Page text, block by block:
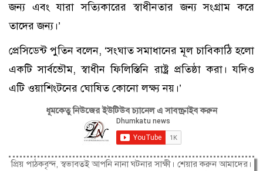
জন্য এবং যারা সত্যিকারের স্বাধীনতার জন্য সংগ্রাম করে
তাদের জন্য।’
প্রেসিডেন্ট পুতিন বলেন, ‘সংঘাত সমাধানের মূল চাবিকাঠি হলো
একটি সার্বভৌম, স্বাধীন ফিলিস্তিনি রাষ্ট্র প্রতিষ্ঠা করা। যদিও
এটি ওয়াশিংটনের ঘোষিত কোনো লক্ষ্য নয়।’
ধূমকেতু নিউজের ইউটিউব চ্যানেল এ সাবস্ক্রাইব করুন
প্রিয় পাঠকবৃন্দ, স্বভাবতই আপনি নানা ঘটনার সাক্ষী। শেয়ার করুন আমাদের।